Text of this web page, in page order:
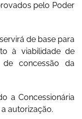
pelo Poder
de base para
à viabilidade de
concessão da
a Concessionária
autorização.